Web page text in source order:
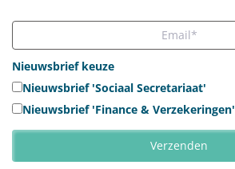
Nieuwsbrief keuze
Nieuwsbrief 'Sociaal Secretariaat'
Nieuwsbrief 'Finance & Verzekeringen'